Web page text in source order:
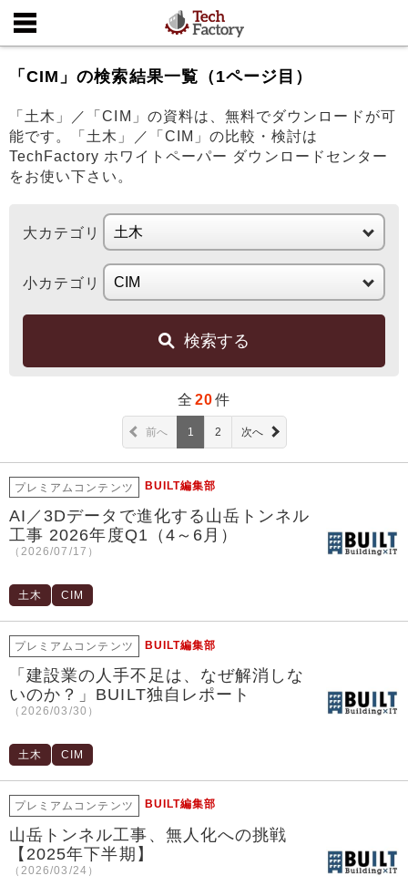
「CIM」の検索結果一覧（1ページ目）
「土木」／「CIM」の資料は、無料でダウンロードが可
能です。「土木」／「CIM」の比較・検討は
TechFactory ホワイトペーパー ダウンロードセンター
をお使い下さい。
大カテゴリ
小カテゴリ
検索する
全 20件
前へ 1 2 次へ
プレミアムコンテンツ BUILT編集部
AI／3Dデータで進化する山岳トンネル
工事 2026年度Q1（4～6月）
（2026/07/17）
土木 CIM
プレミアムコンテンツ BUILT編集部
「建設業の人手不足は、なぜ解消しな
いのか？」BUILT独自レポート
（2026/03/30）
土木 CIM
プレミアムコンテンツ BUILT編集部
山岳トンネル工事、無人化への挑戦
【2025年下半期】
（2026/03/24）